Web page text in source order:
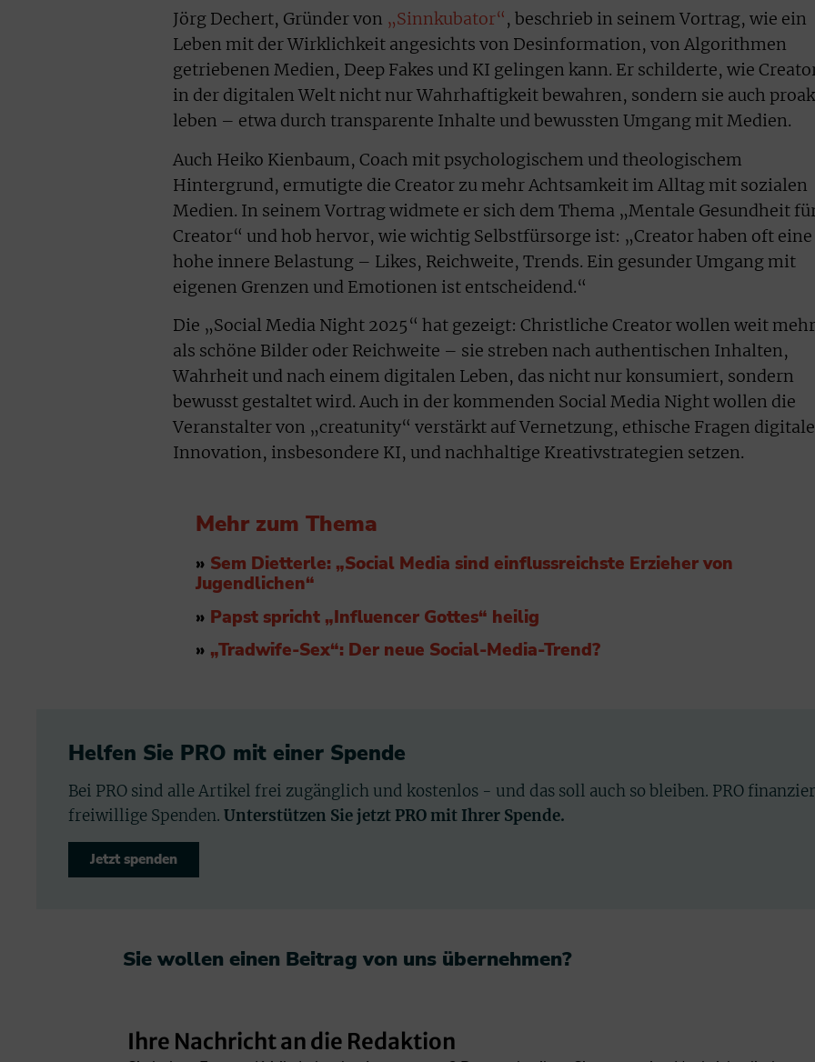
Jörg Dechert, Gründer von „Sinnkubator“, beschrieb in seinem Vortrag, wie ein
Leben mit der Wirklichkeit angesichts von Desinformation, von Algorithmen
getriebenen Medien, Deep Fakes und KI gelingen kann. Er schilderte, wie
in der digitalen Welt nicht nur Wahrhaftigkeit bewahren, sondern sie auch
leben – etwa durch transparente Inhalte und bewussten Umgang mit Medien.
Auch Heiko Kienbaum, Coach mit psychologischem und theologischem
Hintergrund, ermutigte die Creator zu mehr Achtsamkeit im Alltag mit sozialen
Medien. In seinem Vortrag widmete er sich dem Thema „Mentale Gesundheit
Creator“ und hob hervor, wie wichtig Selbstfürsorge ist: „Creator haben oft eine
hohe innere Belastung – Likes, Reichweite, Trends. Ein gesunder Umgang mit
eigenen Grenzen und Emotionen ist entscheidend.“
Die „Social Media Night 2025“ hat gezeigt: Christliche Creator wollen weit mehr
als schöne Bilder oder Reichweite – sie streben nach authentischen Inhalten,
Wahrheit und nach einem digitalen Leben, das nicht nur konsumiert, sondern
bewusst gestaltet wird. Auch in der kommenden Social Media Night wollen die
Veranstalter von „creatunity“ verstärkt auf Vernetzung, ethische Fragen
Innovation, insbesondere KI, und nachhaltige Kreativstrategien setzen.
Mehr zum Thema
» Sem Dietterle: „Social Media sind einflussreichste Erzieher von
Jugendlichen“
» Papst spricht „Influencer Gottes“ heilig
» „Tradwife-Sex“: Der neue Social-Media-Trend?
Helfen Sie PRO mit einer Spende
Bei PRO sind alle Artikel frei zugänglich und kostenlos - und das soll auch so bleiben. PRO
freiwillige Spenden. Unterstützen Sie jetzt PRO mit Ihrer Spende.
Jetzt spenden
Sie wollen einen Beitrag von uns übernehmen?​
Ihre Nachricht an die Redaktion